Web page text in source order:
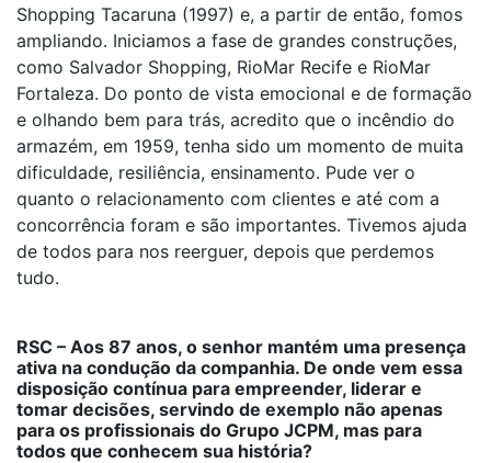
Shopping Tacaruna (1997) e, a partir de então, fomos
ampliando. Iniciamos a fase de grandes construções,
como Salvador Shopping, RioMar Recife e RioMar
Fortaleza. Do ponto de vista emocional e de formação
e olhando bem para trás, acredito que o incêndio do
armazém, em 1959, tenha sido um momento de muita
dificuldade, resiliência, ensinamento. Pude ver o
quanto o relacionamento com clientes e até com a
concorrência foram e são importantes. Tivemos ajuda
de todos para nos reerguer, depois que perdemos
tudo.
RSC – Aos 87 anos, o senhor mantém uma presença
ativa na condução da companhia. De onde vem essa
disposição contínua para empreender, liderar e
tomar decisões, servindo de exemplo não apenas
para os profissionais do Grupo JCPM, mas para
todos que conhecem sua história?